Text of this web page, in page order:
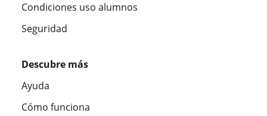
Condiciones uso alumnos
Seguridad
Descubre más
Ayuda
Cómo funciona